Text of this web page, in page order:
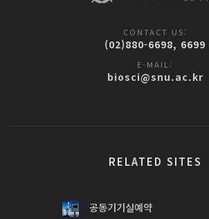
CONTACT US:
(02)880-6698, 6699
E-MAIL:
biosci@snu.ac.kr
RELATED SITES
공동기기실예약